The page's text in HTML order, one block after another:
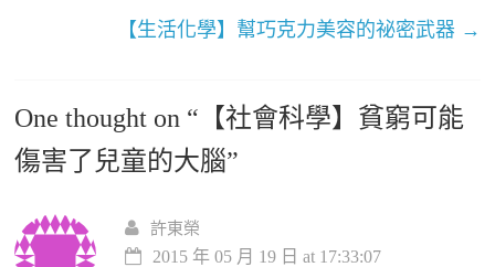
【生活化學】幫巧克力美容的祕密武器 →
One thought on “ 【社會科學】貧窮可能
傷害了兒童的大腦”
許東榮
2015 年 05 月 19 日 at 17:33:07